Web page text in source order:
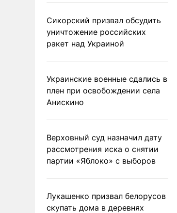
Сикорский призвал обсудить
уничтожение российских
ракет над Украиной
Украинские военные сдались в
плен при освобождении села
Анискино
Верховный суд назначил дату
рассмотрения иска о снятии
партии «Яблоко» с выборов
Лукашенко призвал белорусов
скупать дома в деревнях